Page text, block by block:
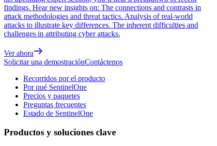
findings. Hear new insights on: The connections and contrasts in
attack methodologies and threat tactics. Analysis of real-world
attacks to illustrate key differences. The inherent difficulties and
challenges in attributing cyber attacks.
Ver ahora
Solicitar una demostraciónContáctenos
Recorridos por el producto
Por qué SentinelOne
Precios y paquetes
Preguntas frecuentes
Estado de SentinelOne
Productos y soluciones clave